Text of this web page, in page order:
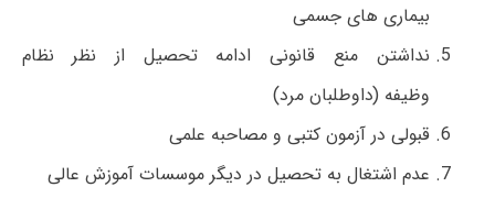
بیماری های جسمی
نداشتن منع قانونی ادامه تحصیل از نظر نظام
وظیفه (داوطلبان مرد)
قبولی در آزمون کتبی و مصاحبه علمی
عدم اشتغال به تحصیل در دیگر موسسات آموزش عالی